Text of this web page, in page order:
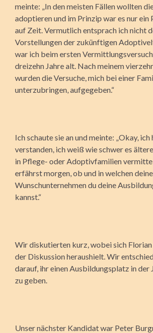
meinte: „In den meisten Fällen wollten
adoptieren und im Prinzip war es nur ein
auf Zeit. Vermutlich entsprach ich nicht
Vorstellungen der zukünftigen
war ich beim ersten
dreizehn Jahre alt. Nach meinem
wurden die Versuche, mich bei einer
unterzubringen, aufgegeben.“
Ich schaute sie an und meinte: „Okay, ich
verstanden, ich weiß wie schwer es
in Pflege- oder Adoptivfamilien
erfährst morgen, ob und in welchen
Wunschunternehmen du deine
kannst.“
Wir diskutierten kurz, wobei sich
der Diskussion heraushielt. Wir
darauf, ihr einen Ausbildungsplatz in der
zu geben.
Unser nächster Kandidat war Peter